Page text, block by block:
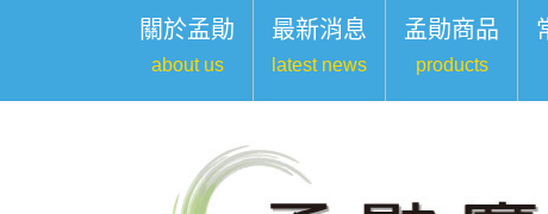
關於孟勛
about us
最新消息
latest news
孟勛商品
products